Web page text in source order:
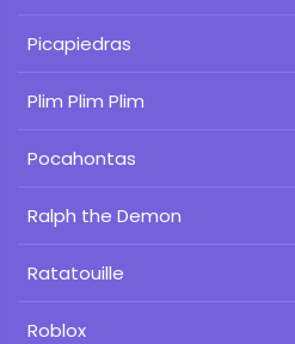
Picapiedras
Plim Plim Plim
Pocahontas
Ralph the Demon
Ratatouille
Roblox